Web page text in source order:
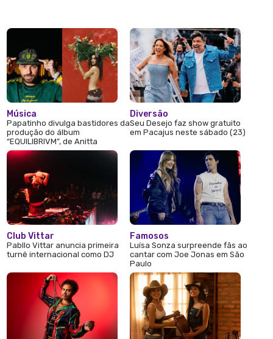
Música
Papatinho divulga bastidores da
produção do álbum
“EQUILIBRIVM”, de Anitta
Club Vittar
Pabllo Vittar anuncia primeira
turnê internacional como DJ
Diversão
Seu Desejo faz show gratuito
em Pacajus neste sábado (23)
Famosos
Luísa Sonza surpreende fãs ao
cantar com Joe Jonas em São
Paulo